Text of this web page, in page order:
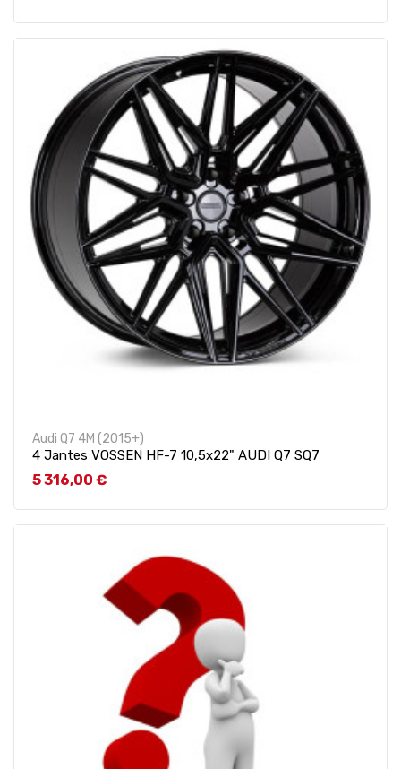
Audi Q7 4M (2015+)
4 Jantes VOSSEN HF-7 10,5x22" AUDI Q7 SQ7
Prix
5 316,00 €